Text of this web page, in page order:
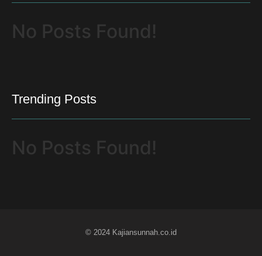
No Posts Found!
Trending Posts
No Posts Found!
© 2024 Kajiansunnah.co.id